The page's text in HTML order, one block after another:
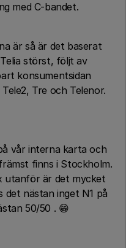
med C-bandet.
är så är det baserat
störst, följt av
konsumentsidan
Tre och Telenor.
vår interna karta och
finns i Stockholm.
utanför är det mycket
det nästan inget N1 på
50/50 . 😁